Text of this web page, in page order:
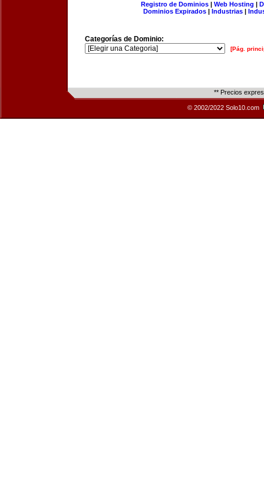
Registro de Dominios| Web Hosting |
Dominios Expirados | Industrias |
Categorías de Dominio:
[Pág.
** Precios
© 2002/2022 Solo10.com